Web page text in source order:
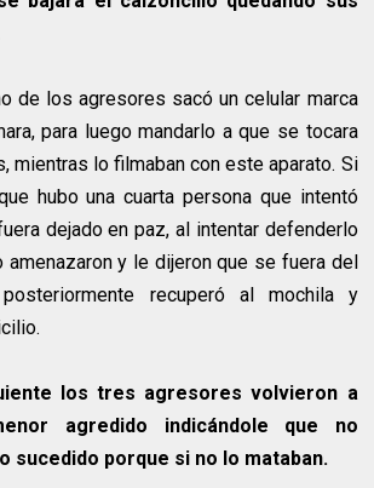
de los agresores sacó un celular marca
para luego mandarlo a que se tocara
mientras lo filmaban con este aparato. Si
hubo una cuarta persona que intentó
dejado en paz, al intentar defenderlo
y le dijeron que se fuera del
recuperó al mochila y
los tres agresores volvieron a
agredido indicándole que no
sucedido porque si no lo mataban.